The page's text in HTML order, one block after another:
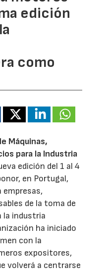
edición
como
Máquinas,
para la Industria
edición del 1 al 4
en Portugal,
empresas,
de la toma de
la industria
ha iniciado
con la
expositores,
volverá a centrarse